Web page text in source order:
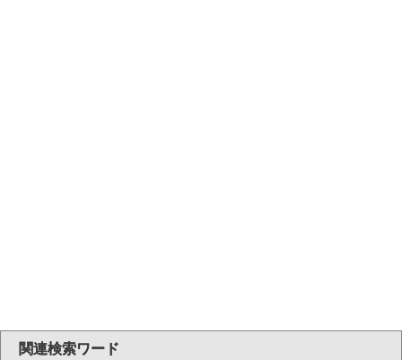
関連検索ワード